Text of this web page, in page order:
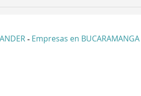
- Empresas en BUCARAMANGA